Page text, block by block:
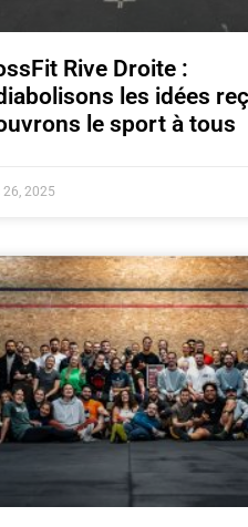
Rive Droite :
les idées
le sport à tous
26, 2025